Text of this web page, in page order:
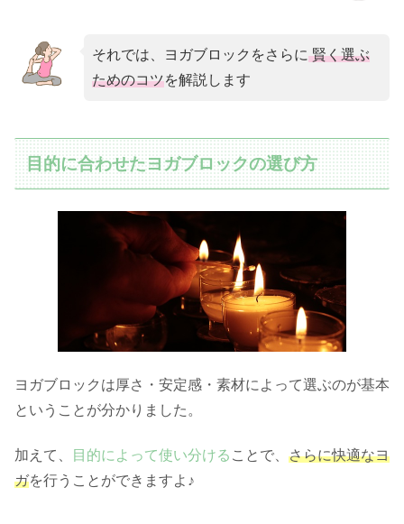
それでは、ヨガブロックをさらに賢く選ぶ
ためのコツを解説します
目的に合わせたヨガブロックの選び方
ヨガブロックは厚さ・安定感・素材によって選ぶのが基本
ということが分かりました。
加えて、 目的によって使い分ける ことで、 さらに快適なヨ
ガを行うことができますよ♪